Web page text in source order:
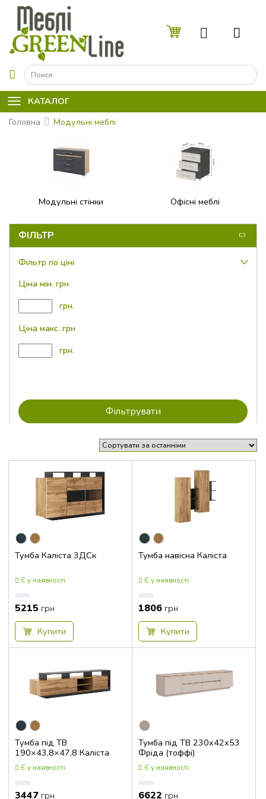
☰
КАТАЛОГ
Головна
Модульні меблі
Модульні стінки Офісні меблі
ФІЛЬТР
Фільтр по ціні
Ціна мін. грн
грн.
Ціна макс. грн
грн.
Тумба Каліста 3ДСк
Є у наявності
Оцінка
0.00
з
5215 грн
Купити
Тумба навісна Каліста
Є у наявності
Оцінка
0.00
з
1806 грн
Купити
Тумба під ТВ
190×43,8×47,8 Каліста
Є у наявності
Оцінка
3447 грн
Тумба під ТВ 230x42x53
Фріда (тоффі)
Є у наявності
Оцінка
6622 грн